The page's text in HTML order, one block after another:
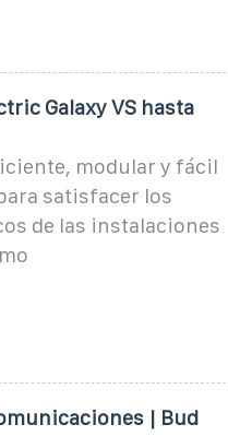
Galaxy VS hasta
modular y fácil
satisfacer los
de las instalaciones
| Bud